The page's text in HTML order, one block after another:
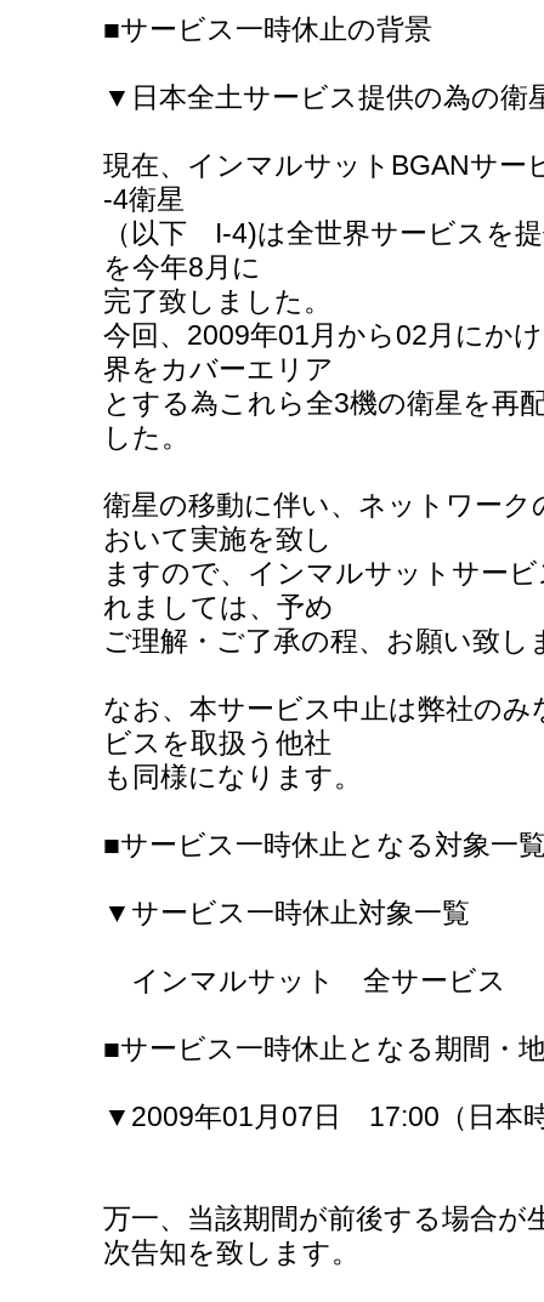
■サービス一時休止の背景
▼日本全土サービス提供の為の衛
現在、インマルサットBGANサー
-4衛星
（以下 I-4)は全世界サービスを
を今年8月に
完了致しました。
今回、2009年01月から02月にか
界をカバーエリア
とする為これら全3機の衛星を再
した。
衛星の移動に伴い、ネットワーク
おいて実施を致し
ますので、インマルサットサー
れましては、予め
ご理解・ご了承の程、お願い致し
なお、本サービス中止は弊社の
ビスを取扱う他社
も同様になります。
■サービス一時休止となる対象一
▼サービス一時休止対象一覧
インマルサット 全サービス
■サービス一時休止となる期間・
▼2009年01月07日 17:00（日本
万一、当該期間が前後する場合が
次告知を致します。